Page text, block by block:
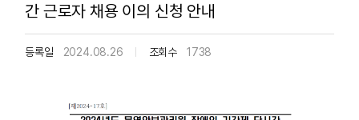
간 근로자 채용 이의 신청 안내
등록일 2024.08.26 조회수 1738